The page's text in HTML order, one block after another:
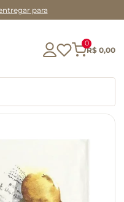
para
0
R$ 0,00